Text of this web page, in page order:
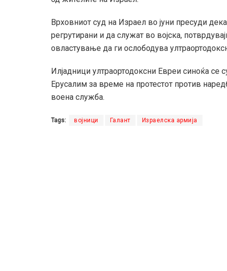
Врховниот суд на Израел во јуни пресуди
регрутирани и да служат во војска,
овластување да ги ослободува
Илјадници ултраортодоксни Евреи синоќа се
Ерусалим за време на протестот против
воена служба.
Tags: војници Галант Израелска армија